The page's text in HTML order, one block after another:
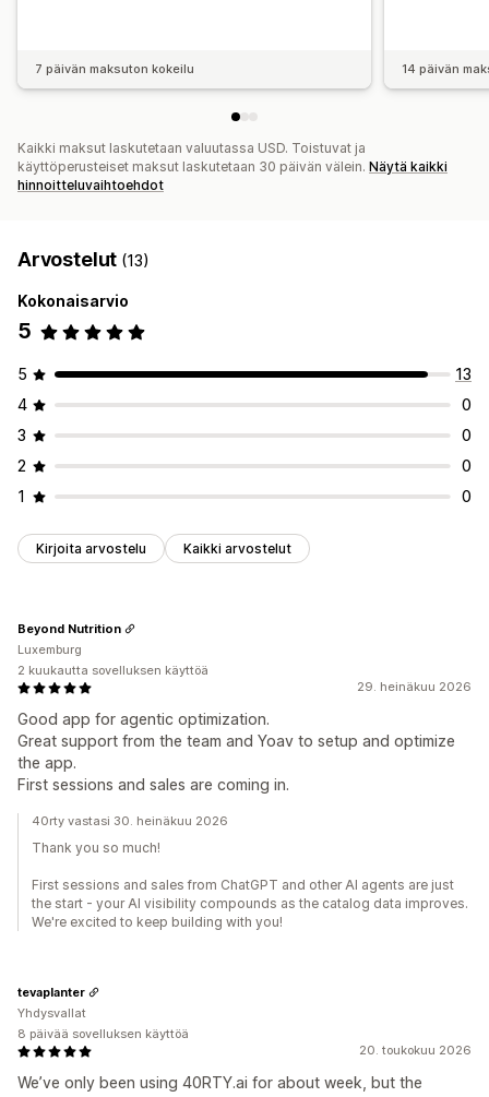
7 päivän maksuton kokeilu 14 päivän
Kaikki maksut laskutetaan valuutassa USD. Toistuvat ja
käyttöperusteiset maksut laskutetaan 30 päivän välein. Näytä kaikki
hinnoitteluvaihtoehdot
Arvostelut (13)
Kokonaisarvio
5
5
13
4
0
3
0
2
0
1
0
Kirjoita arvostelu Kaikki arvostelut
29. heinäkuu 2026
Good app for agentic optimization.
Great support from the team and Yoav to setup and optimize
the app.
First sessions and sales are coming in.
Beyond Nutrition
Luxemburg
2 kuukautta sovelluksen käyttöä
40rty vastasi 30. heinäkuu 2026
Thank you so much!
First sessions and sales from ChatGPT and other AI agents are just
the start - your AI visibility compounds as the catalog data improves.
We're excited to keep building with you!
20. toukokuu 2026
We’ve only been using 40RTY.ai for about week, but the
tevaplanter
Yhdysvallat
8 päivää sovelluksen käyttöä